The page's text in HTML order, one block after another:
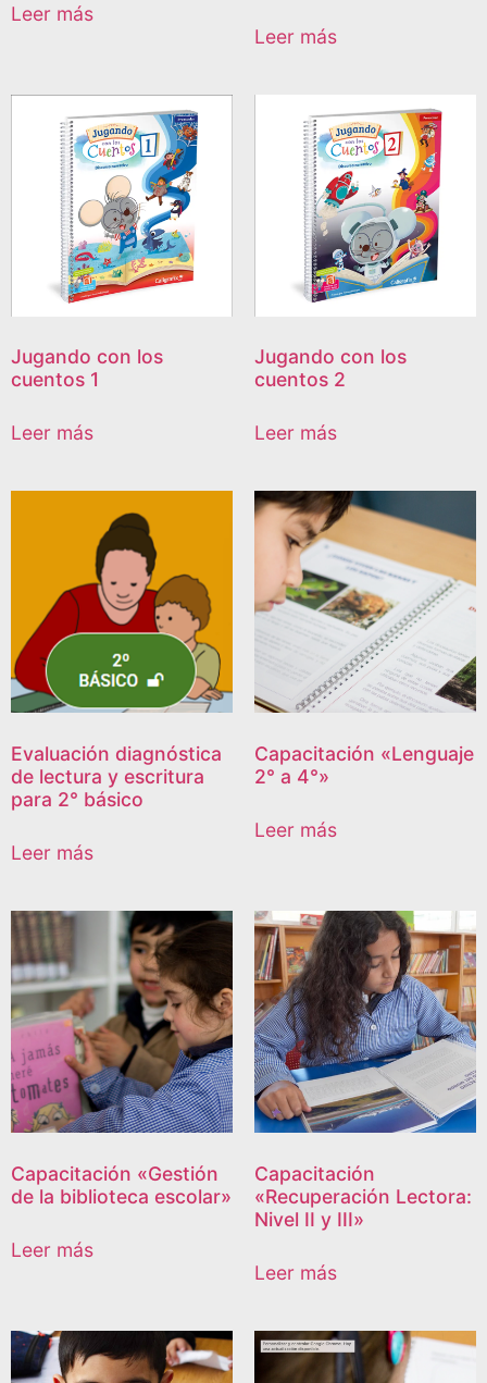
Leer más
Leer más
Jugando con los
cuentos 1
Leer más
Jugando con los
cuentos 2
Leer más
Evaluación diagnóstica
de lectura y escritura
para 2° básico
Leer más
Capacitación «Lenguaje
2° a 4°»
Leer más
Capacitación «Gestión
de la biblioteca escolar»
Leer más
Capacitación
«Recuperación Lectora:
Nivel II y III»
Leer más